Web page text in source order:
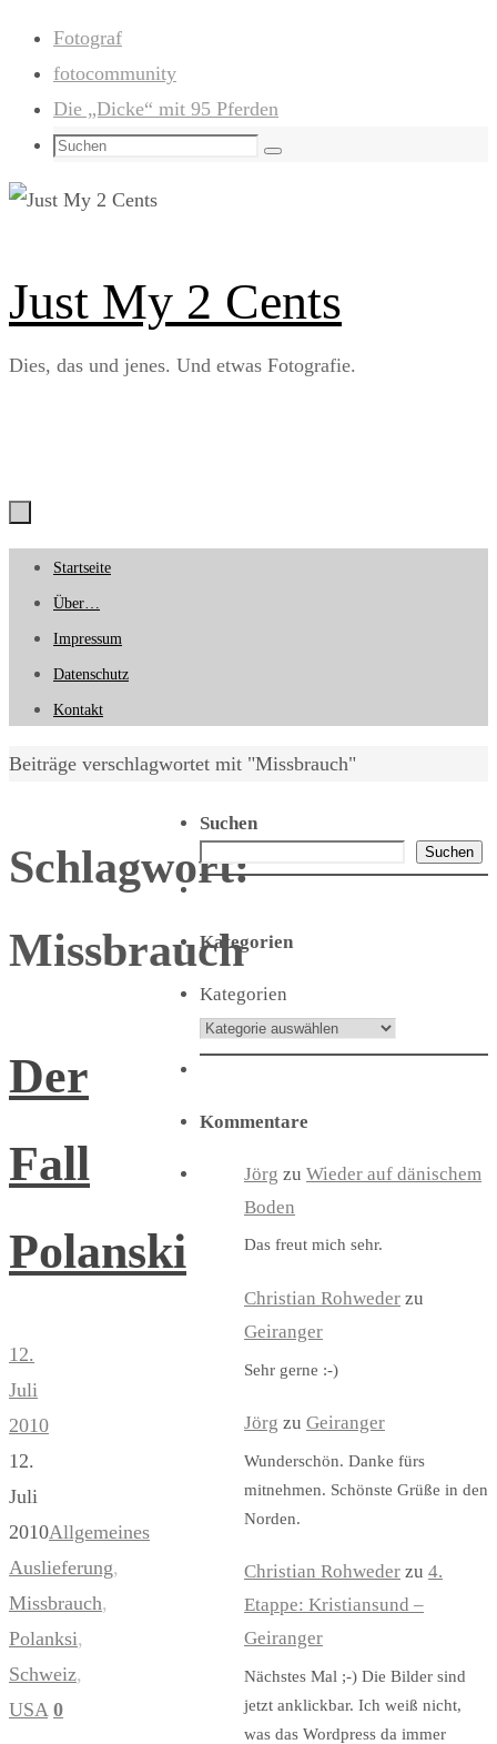
Zum
Inhalt
springen
Fotograf
fotocommunity
Die „Dicke“ mit 95 Pferden
Suchen
Suchen
Just My 2 Cents
Dies, das und jenes. Und etwas Fotografie.
Zum
Inhalt
springen
Startseite
Über…
Impressum
Datenschutz
Kontakt
Start
Beiträge verschlagwortet mit "Missbrauch"
Schlagwort:
Missbrauch
Der
Fall
Polanski
12.
Juli
2010
12.
Juli
2010Allgemeines
Auslieferung,
Missbrauch,
Polanksi,
Schweiz,
USA 0
Suchen
Suchen
Kategorien
Kategorien
Kommentare
Jörg zu Wieder auf dänischem
Boden
Das freut mich sehr.
Christian Rohweder zu
Geiranger
Sehr gerne :-)
Jörg zu Geiranger
Wunderschön. Danke fürs
mitnehmen. Schönste Grüße in den
Norden.
Christian Rohweder zu 4.
Etappe: Kristiansund –
Geiranger
Nächstes Mal ;-) Die Bilder sind
jetzt anklickbar. Ich weiß nicht,
was das Wordpress da immer